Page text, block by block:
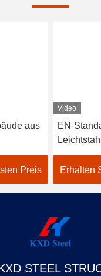
aus
Preis
Video
EN-
erkstatt
Erhalten
STEEL